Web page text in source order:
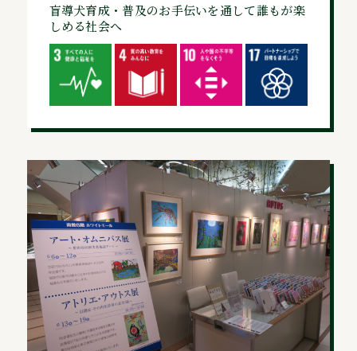
盲導犬育成・普及のお手伝いを通して誰もが楽
しめる社会へ